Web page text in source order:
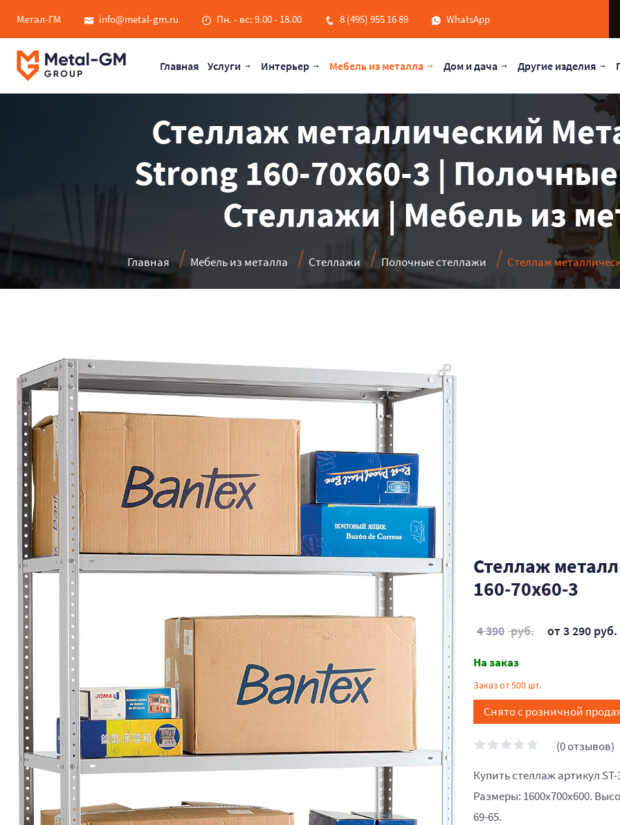
Метал-ГМ info@metal-gm.ru Пн. - вс: 9.00 - 18.00 8 (495) 955 16 89 WhatsApp
Главная Услуги Интерьер Мебель из металла Дом и дача Другие изделия
Стеллаж металлический
Strong 160-70x60-3 |
Стеллажи | Мебель из
Главная Мебель из металла Стеллажи Полочные стеллажи Стеллаж
Стеллаж
160-70x60-3
4 390 руб. от 3 290 руб.
На заказ
Заказ от 500 шт.
Снято с розничной
(0 отзывов)
Купить стеллаж артикул
Размеры: 1600x700x600.
69-65.